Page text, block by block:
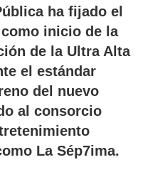
ha fijado el
inicio de la
de la Ultra Alta
el estándar
del nuevo
al consorcio
La Sép7ima.